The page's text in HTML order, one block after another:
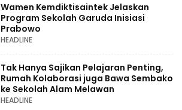
Wamen Kemdiktisaintek Jelaskan
Program Sekolah Garuda Inisiasi
Prabowo
HEADLINE
Tak Hanya Sajikan Pelajaran Penting,
Rumah Kolaborasi juga Bawa Sembako
ke Sekolah Alam Melawan
HEADLINE